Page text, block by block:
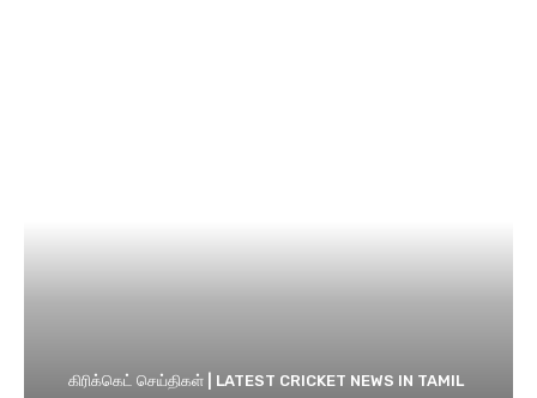
கிரிக்கெட் செய்திகள் | LATEST CRICKET NEWS IN TAMIL